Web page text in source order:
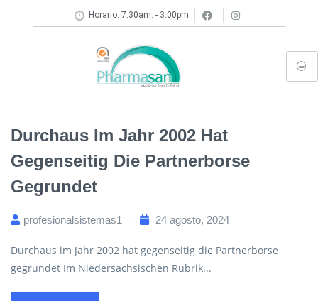
Horario: 7:30am. - 3:00pm
Durchaus Im Jahr 2002 Hat
Gegenseitig Die Partnerborse
Gegrundet
profesionalsistemas1 24 agosto, 2024
Durchaus im Jahr 2002 hat gegenseitig die Partnerborse
gegrundet Im Niedersachsischen Rubrik...